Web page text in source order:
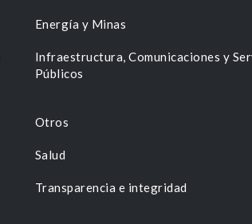
Energía y Minas
Infraestructura, Comunicaciones y
Públicos
Otros
Salud
Transparencia e integridad